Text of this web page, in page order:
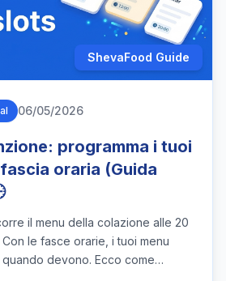
ShevaFood Guide
06/05/2026
programma i tuoi
oraria (Guida
il menu della colazione alle 20
le fasce orarie, i tuoi menu
devono. Ecco come